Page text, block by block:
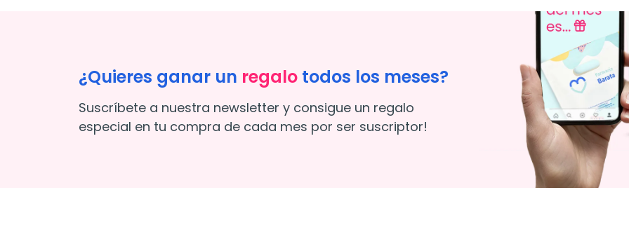
¿Quieres ganar un regalo todos los meses?
Suscríbete a nuestra newsletter y consigue un regalo
especial en tu compra de cada mes por ser suscriptor!